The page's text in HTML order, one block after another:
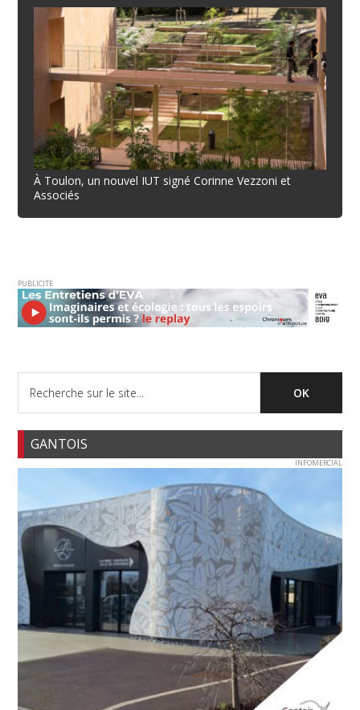
À Toulon, un nouvel IUT signé Corinne Vezzoni et
Associés
PUBLICITE
GANTOIS
INFOMERCIAL